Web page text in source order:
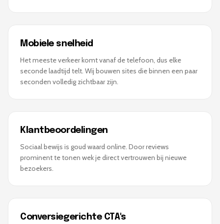
Mobiele snelheid
Het meeste verkeer komt vanaf de telefoon, dus elke
seconde laadtijd telt. Wij bouwen sites die binnen een paar
seconden volledig zichtbaar zijn.
Klantbeoordelingen
Sociaal bewijs is goud waard online. Door reviews
prominent te tonen wek je direct vertrouwen bij nieuwe
bezoekers.
Conversiegerichte CTA's